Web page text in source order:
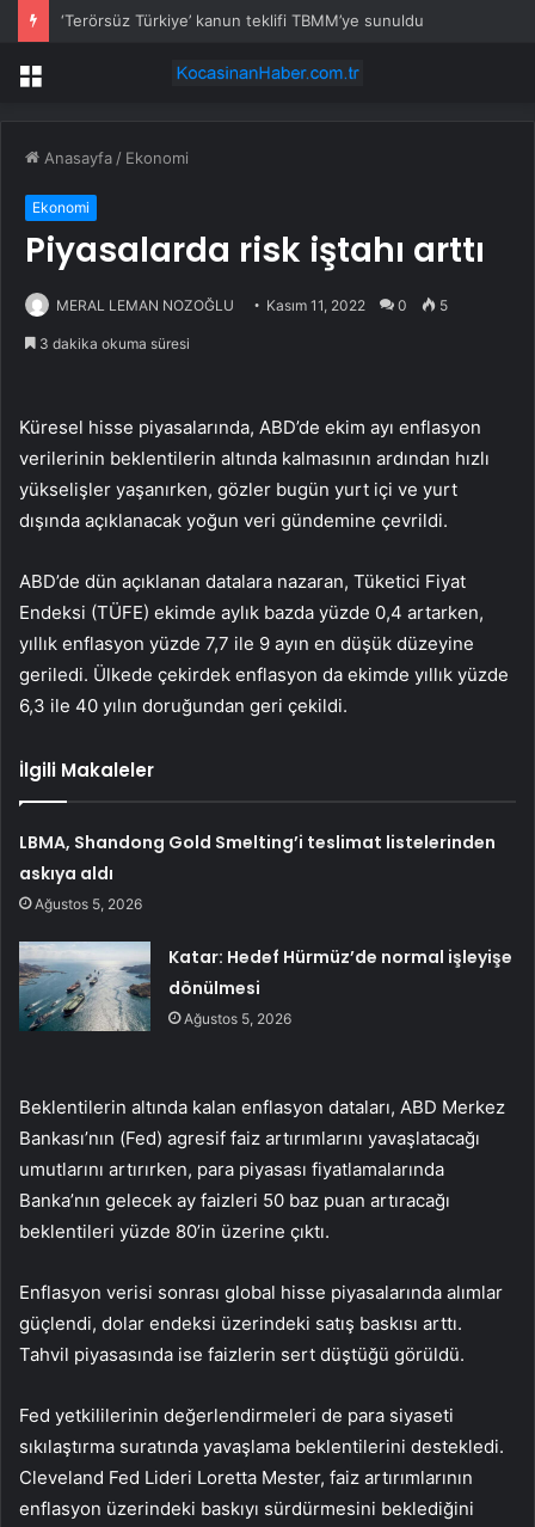
‘Terörsüz Türkiye’ kanun teklifi TBMM’ye sunuldu
Menü
Anasayfa / Ekonomi
Ekonomi
Piyasalarda risk iştahı arttı
MERAL LEMAN NOZOĞLU Kasım 11, 2022 0 5
3 dakika okuma süresi
Küresel hisse piyasalarında, ABD’de ekim ayı enflasyon
verilerinin beklentilerin altında kalmasının ardından hızlı
yükselişler yaşanırken, gözler bugün yurt içi ve yurt
dışında açıklanacak yoğun veri gündemine çevrildi.
ABD’de dün açıklanan datalara nazaran, Tüketici Fiyat
Endeksi (TÜFE) ekimde aylık bazda yüzde 0,4 artarken,
yıllık enflasyon yüzde 7,7 ile 9 ayın en düşük düzeyine
geriledi. Ülkede çekirdek enflasyon da ekimde yıllık yüzde
6,3 ile 40 yılın doruğundan geri çekildi.
İlgili Makaleler
LBMA, Shandong Gold Smelting’i teslimat listelerinden
askıya aldı
Ağustos 5, 2026
Katar: Hedef Hürmüz’de normal işleyişe
dönülmesi
Ağustos 5, 2026
Beklentilerin altında kalan enflasyon dataları, ABD Merkez
Bankası’nın (Fed) agresif faiz artırımlarını yavaşlatacağı
umutlarını artırırken, para piyasası fiyatlamalarında
Banka’nın gelecek ay faizleri 50 baz puan artıracağı
beklentileri yüzde 80’in üzerine çıktı.
Enflasyon verisi sonrası global hisse piyasalarında alımlar
güçlendi, dolar endeksi üzerindeki satış baskısı arttı.
Tahvil piyasasında ise faizlerin sert düştüğü görüldü.
Fed yetkililerinin değerlendirmeleri de para siyaseti
sıkılaştırma suratında yavaşlama beklentilerini destekledi.
Cleveland Fed Lideri Loretta Mester, faiz artırımlarının
enflasyon üzerindeki baskıyı sürdürmesini beklediğini